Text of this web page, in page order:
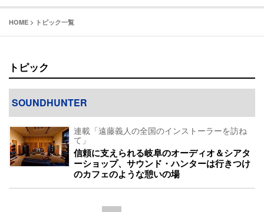
HOME > トピック一覧
トピック
SOUNDHUNTER
連載「遠藤義人の全国のインストーラーを訪ね
て」
信頼に支えられる岐阜のオーディオ＆シアタ
ーショップ、サウンド・ハンターは行きつけ
のカフェのような憩いの場